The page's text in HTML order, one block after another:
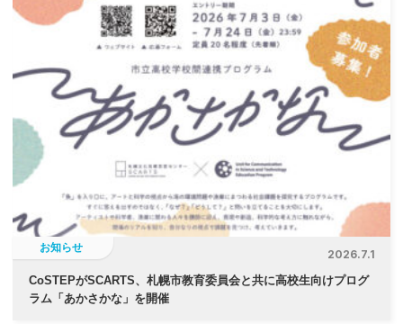
ー
シ
ン
お知らせ
2026.7.1
CoSTEPがSCARTS、札幌市教育委員会と共に高校生向けプログ
ラム「あかさかな」を開催